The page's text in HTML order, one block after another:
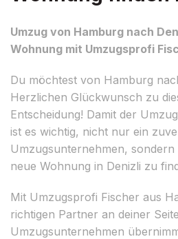
Umzug von Hamburg nach
Wohnung mit Umzugsprofi
Du möchtest von Hamburg
Herzlichen Glückwunsch zu
Entscheidung! Damit der
ist es wichtig, nicht nur ein
Umzugsunternehmen, sondern
neue Wohnung in Denizli zu
Mit Umzugsprofi Fischer aus
richtigen Partner an deiner
Umzugsunternehmen